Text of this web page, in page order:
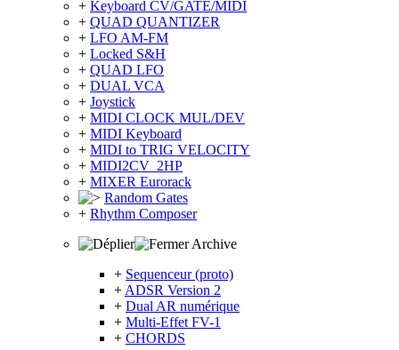
+ Keyboard CV/GATE/MIDI
+ QUAD QUANTIZER
+ LFO AM-FM
+ Locked S&H
+ QUAD LFO
+ DUAL VCA
+ Joystick
+ MIDI CLOCK MUL/DEV
+ MIDI Keyboard
+ MIDI to TRIG VELOCITY
+ MIDI2CV_2HP
+ MIXER Eurorack
Random Gates
+ Rhythm Composer
Archive
+ Sequenceur (proto)
+ ADSR Version 2
+ Dual AR numérique
+ Multi-Effet FV-1
+ CHORDS